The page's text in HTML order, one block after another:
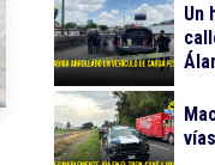
Un